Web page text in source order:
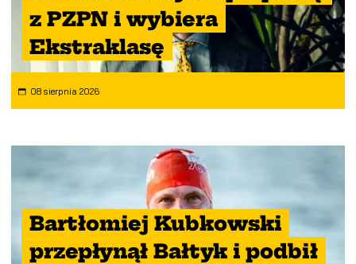
z PZPN i wybiera
Ekstraklasę
08 sierpnia 2026
Bartłomiej Kubkowski
przepłynął Bałtyk i podbił